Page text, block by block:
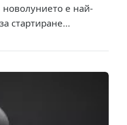
е най-
стартиране...